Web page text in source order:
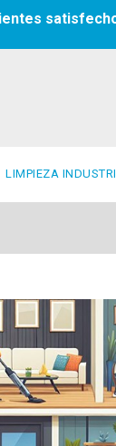
LIMPIEZA